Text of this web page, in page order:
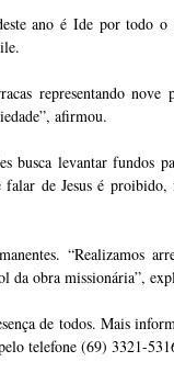
ano é Ide por todo
representando nove
afirmou.
busca levantar fundos
de Jesus é
“Realizamos
da obra missionária”,
de todos. Mais
telefone (69) 3321-